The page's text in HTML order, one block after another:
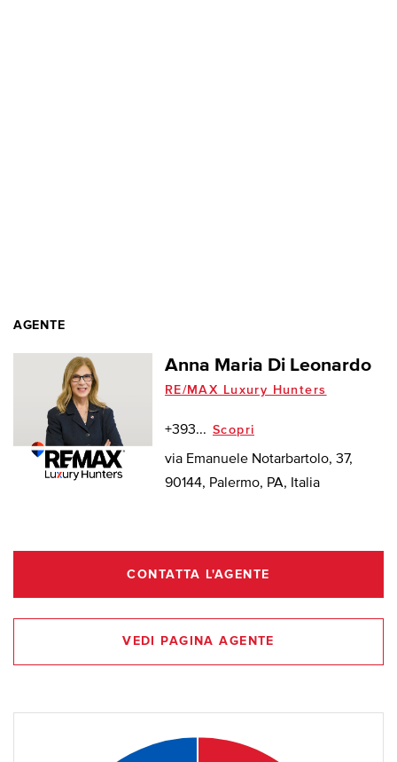
AGENTE
Anna Maria Di Leonardo
RE/MAX Luxury Hunters
+393... Scopri
via Emanuele Notarbartolo, 37,
90144, Palermo, PA, Italia
CONTATTA L'AGENTE
VEDI PAGINA AGENTE